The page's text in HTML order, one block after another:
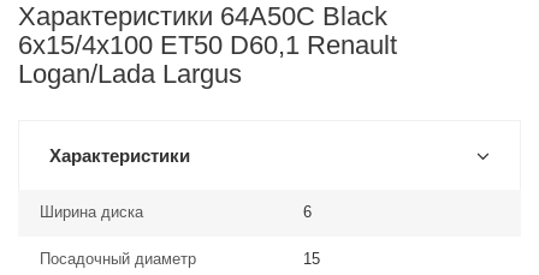
Характеристики 64A50C Black
6x15/4x100 ET50 D60,1 Renault
Logan/Lada Largus
Характеристики
Ширина диска 6
Посадочный диаметр
15